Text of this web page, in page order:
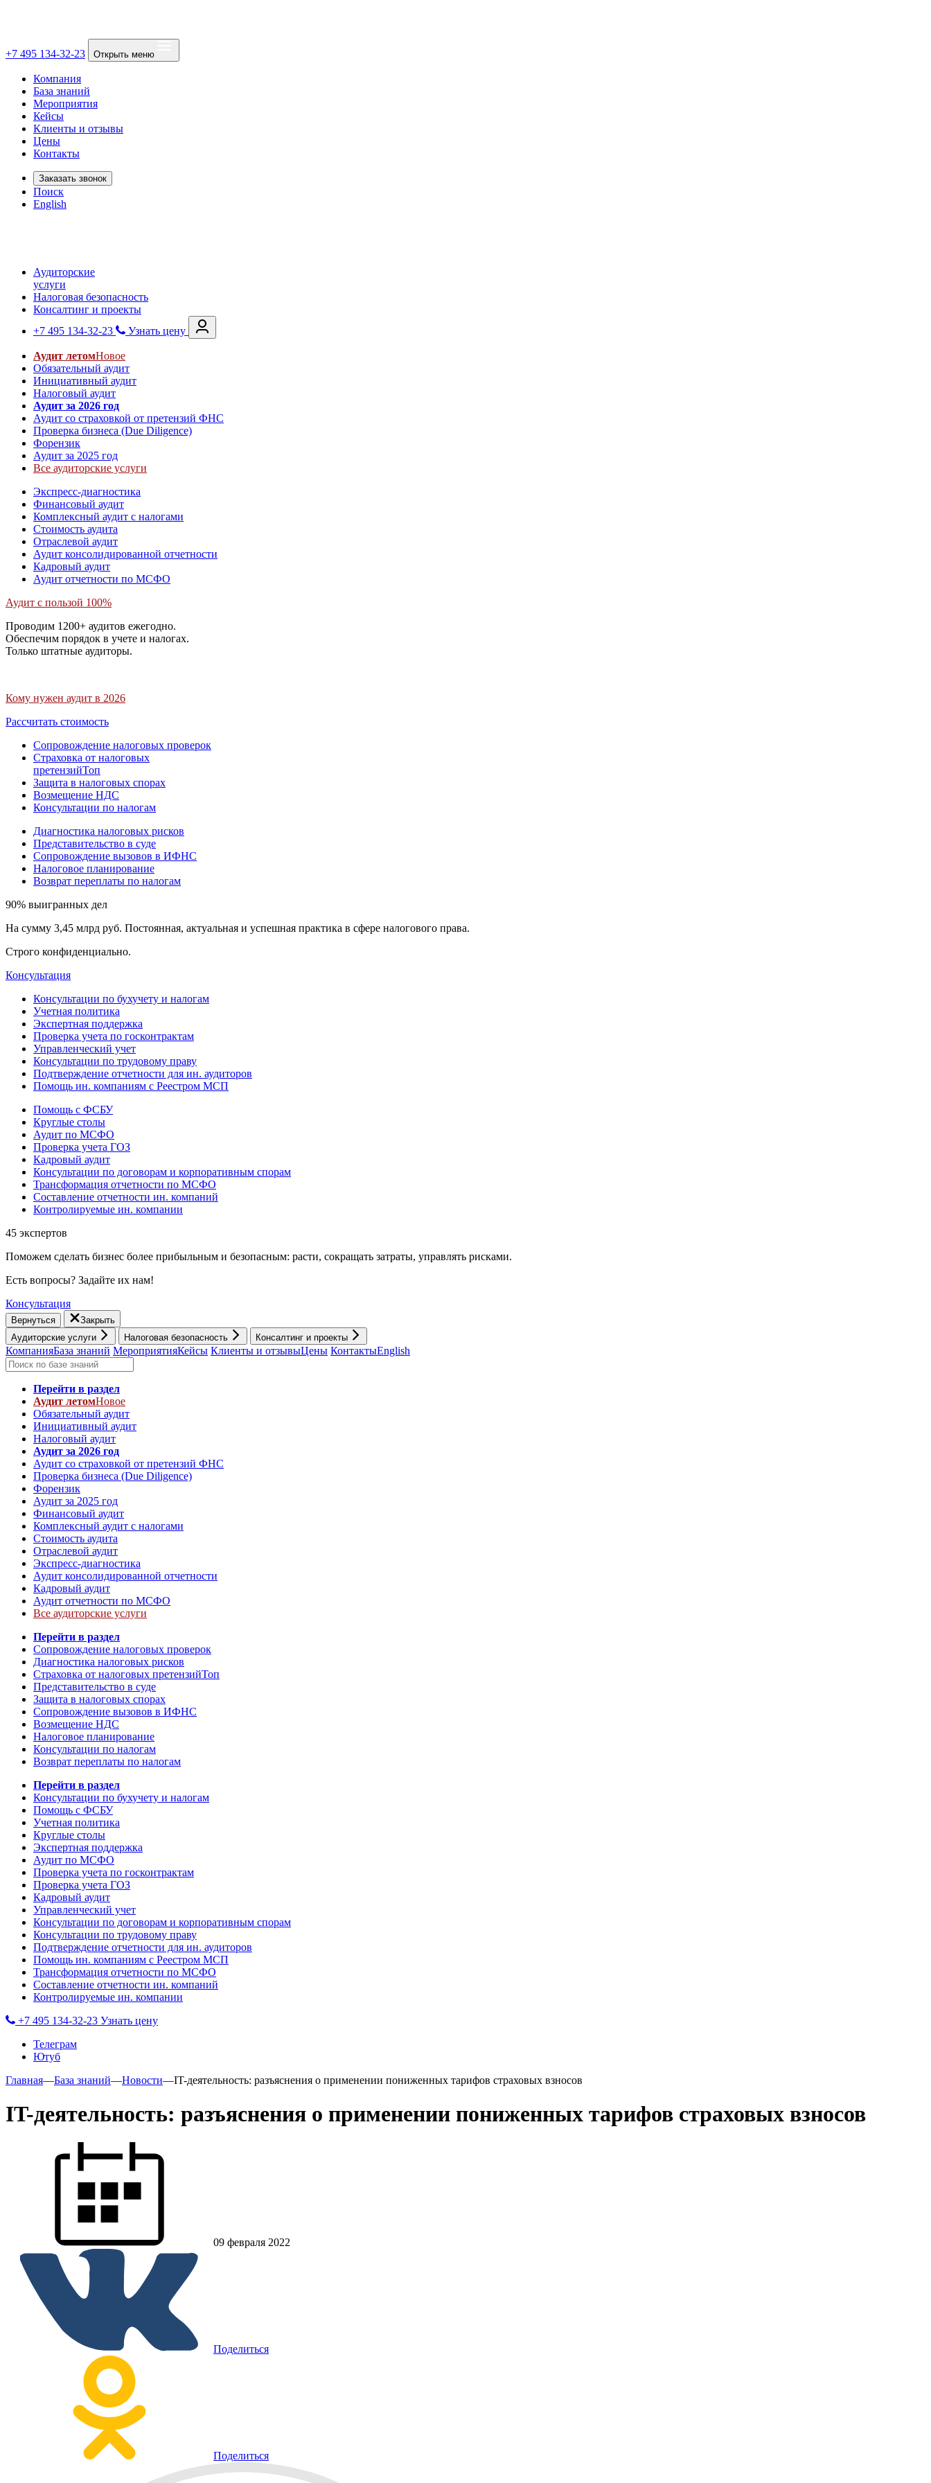
+7 495 134-32-23 Открыть меню
Компания
База знаний
Мероприятия
Кейсы
Клиенты и отзывы
Цены
Контакты
Заказать звонок
Поиск
English
Аудиторские
услуги
Налоговая безопасность
Консалтинг и проекты
+7 495 134-32-23
Узнать цену
Аудит летомНовое
Обязательный аудит
Инициативный аудит
Налоговый аудит
Аудит за 2026 год
Аудит со страховкой от претензий ФНС
Проверка бизнеса (Due Diligence)
Форензик
Аудит за 2025 год
Все аудиторские услуги
Экспресс-диагностика
Финансовый аудит
Комплексный аудит с налогами
Стоимость аудита
Отраслевой аудит
Аудит консолидированной отчетности
Кадровый аудит
Аудит отчетности по МСФО
Аудит с пользой 100%
Проводим 1200+ аудитов ежегодно.
Обеспечим порядок в учете и налогах.
Только штатные аудиторы.
Кому нужен аудит в 2026
Рассчитать стоимость
Сопровождение налоговых проверок
Страховка от налоговых
претензийТоп
Защита в налоговых спорах
Возмещение НДС
Консультации по налогам
Диагностика налоговых рисков
Представительство в суде
Сопровождение вызовов в ИФНС
Налоговое планирование
Возврат переплаты по налогам
90% выигранных дел
На сумму 3,45 млрд руб. Постоянная, актуальная и успешная практика в сфере налогового права.
Строго конфиденциально.
Консультация
Консультации по бухучету и налогам
Учетная политика
Экспертная поддержка
Проверка учета по госконтрактам
Управленческий учет
Консультации по трудовому праву
Подтверждение отчетности для ин. аудиторов
Помощь ин. компаниям с Реестром МСП
Помощь с ФСБУ
Круглые столы
Аудит по МСФО
Проверка учета ГОЗ
Кадровый аудит
Консультации по договорам и корпоративным спорам
Трансформация отчетности по МСФО
Составление отчетности ин. компаний
Контролируемые ин. компании
45 экспертов
Поможем сделать бизнес более прибыльным и безопасным: расти, cокращать затраты, управлять рисками.
Есть вопросы? Задайте их нам!
Консультация
Вернуться
Закрыть
Аудиторские услуги
Налоговая безопасность Консалтинг и проекты
КомпанияБаза знаний МероприятияКейсы Клиенты и отзывыЦены КонтактыEnglish
Перейти в раздел
Аудит летомНовое
Обязательный аудит
Инициативный аудит
Налоговый аудит
Аудит за 2026 год
Аудит со страховкой от претензий ФНС
Проверка бизнеса (Due Diligence)
Форензик
Аудит за 2025 год
Финансовый аудит
Комплексный аудит с налогами
Стоимость аудита
Отраслевой аудит
Экспресс-диагностика
Аудит консолидированной отчетности
Кадровый аудит
Аудит отчетности по МСФО
Все аудиторские услуги
Перейти в раздел
Сопровождение налоговых проверок
Диагностика налоговых рисков
Страховка от налоговых претензийТоп
Представительство в суде
Защита в налоговых спорах
Сопровождение вызовов в ИФНС
Возмещение НДС
Налоговое планирование
Консультации по налогам
Возврат переплаты по налогам
Перейти в раздел
Консультации по бухучету и налогам
Помощь с ФСБУ
Учетная политика
Круглые столы
Экспертная поддержка
Аудит по МСФО
Проверка учета по госконтрактам
Проверка учета ГОЗ
Кадровый аудит
Управленческий учет
Консультации по договорам и корпоративным спорам
Консультации по трудовому праву
Подтверждение отчетности для ин. аудиторов
Помощь ин. компаниям с Реестром МСП
Трансформация отчетности по МСФО
Составление отчетности ин. компаний
Контролируемые ин. компании
+7 495 134-32-23 Узнать цену
Телеграм
Ютуб
Главная—База знаний—Новости—IT-деятельность: разъяснения о применении пониженных тарифов страховых взносов
IT-деятельность: разъяснения о применении пониженных тарифов страховых взносов
09 февраля 2022
Поделиться
Поделиться